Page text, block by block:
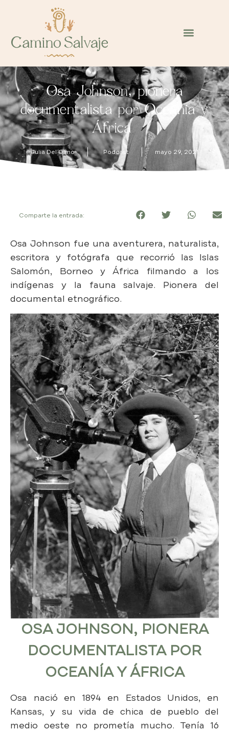
Osa Johnson, pionera
documentalista por Oceanía y
África
Julia Del Olmo Podcast mayo 29, 2021
Comparte la entrada:
Osa Johnson fue una aventurera, naturalista,
escritora y fotógrafa que recorrió las Islas
Salomón, Borneo y África filmando a los
indígenas y la fauna salvaje. Pionera del
documental etnográfico.
OSA JOHNSON, PIONERA
DOCUMENTALISTA POR
OCEANÍA Y ÁFRICA
Osa nació en 1894 en Estados Unidos, en
Kansas, y su vida de chica de pueblo del
medio oeste no prometía mucho. Tenía 16